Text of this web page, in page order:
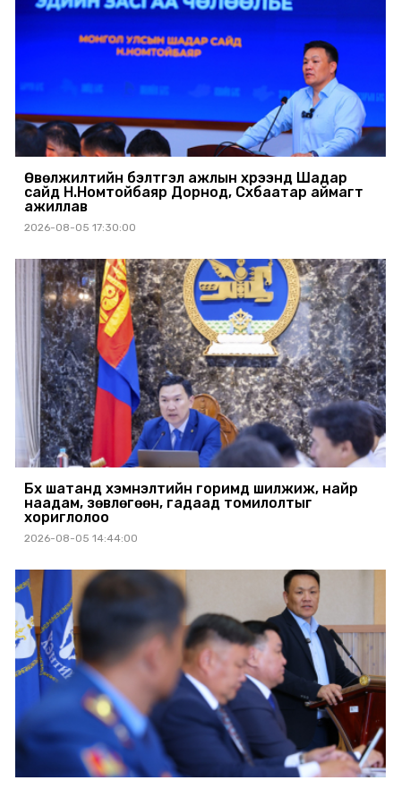
Өвөлжилтийн бэлтгэл ажлын хүрээнд Шадар
сайд Н.Номтойбаяр Дорнод, Сүхбаатар аймагт
ажиллав
2026-08-05 17:30:00
Бүх шатанд хэмнэлтийн горимд шилжиж, найр
наадам, зөвлөгөөн, гадаад томилолтыг
хориглолоо
2026-08-05 14:44:00